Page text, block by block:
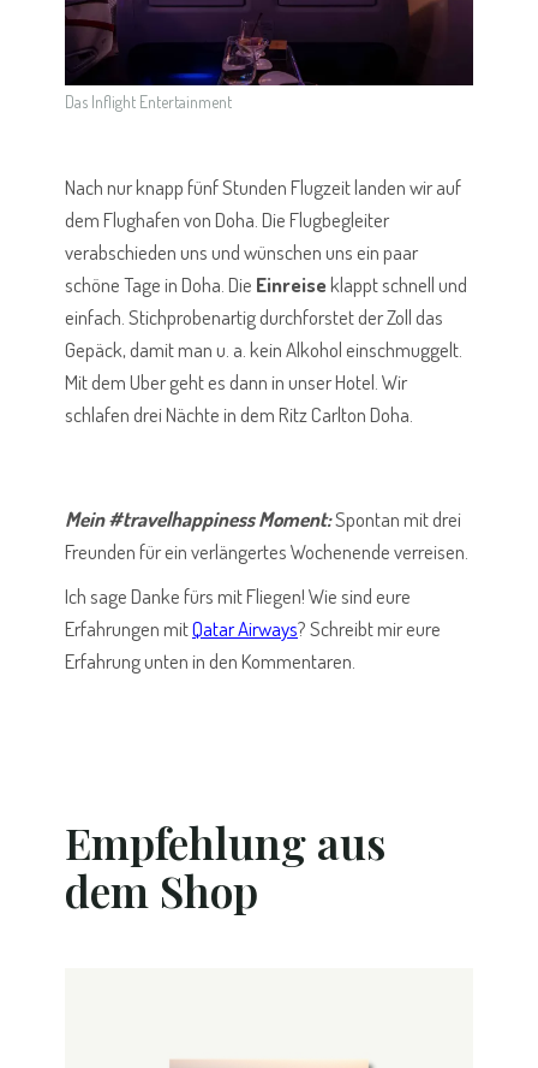
Das Inflight Entertainment
Nach nur knapp fünf Stunden Flugzeit landen wir auf
dem Flughafen von Doha. Die Flugbegleiter
verabschieden uns und wünschen uns ein paar
schöne Tage in Doha. Die Einreiseklappt schnell und
einfach. Stichprobenartig durchforstet der Zoll das
Gepäck, damit man u. a. kein Alkohol einschmuggelt.
Mit dem Uber geht es dann in unser Hotel. Wir
schlafen drei Nächte in dem Ritz Carlton Doha.
Mein #travelhappiness Moment:Spontan mit drei
Freunden für ein verlängertes Wochenende verreisen.
Ich sage Danke fürs mit Fliegen! Wie sind eure
Erfahrungen mitQatar Airways? Schreibt mir eure
Erfahrung unten in den Kommentaren.
Empfehlung aus
dem Shop